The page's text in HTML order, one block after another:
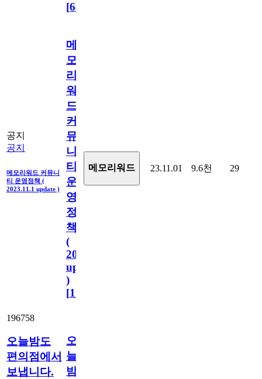
[64
공지
공지
메모리워드 커뮤니
티 운영정책 (
2023.11.1 update )
메
모
리
워
드
커
뮤
니
티
운
영
정
책
(
2023.11.1
update
)
[110
메모리워드 23.11.01 9.6천 29
196758
오늘밤도
편의점에서
보냅니다.
오
늘
밤